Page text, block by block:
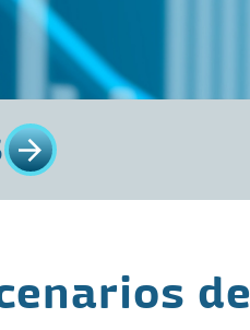
de